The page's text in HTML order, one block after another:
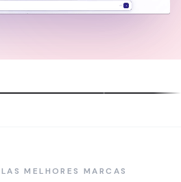
Anúncios profissionais sem equipe
MELHORES MARCAS